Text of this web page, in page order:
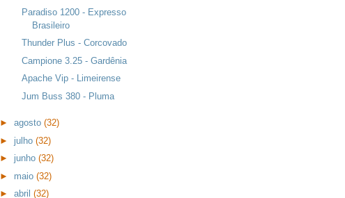
Paradiso 1200 - Expresso
Brasileiro
Thunder Plus - Corcovado
Campione 3.25 - Gardênia
Apache Vip - Limeirense
Jum Buss 380 - Pluma
► agosto (32)
► julho (32)
► junho (32)
► maio (32)
► abril (32)